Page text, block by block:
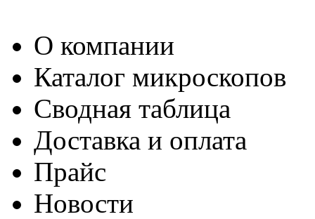
О компании
Каталог микроскопов
Сводная таблица
Доставка и оплата
Прайс
Новости